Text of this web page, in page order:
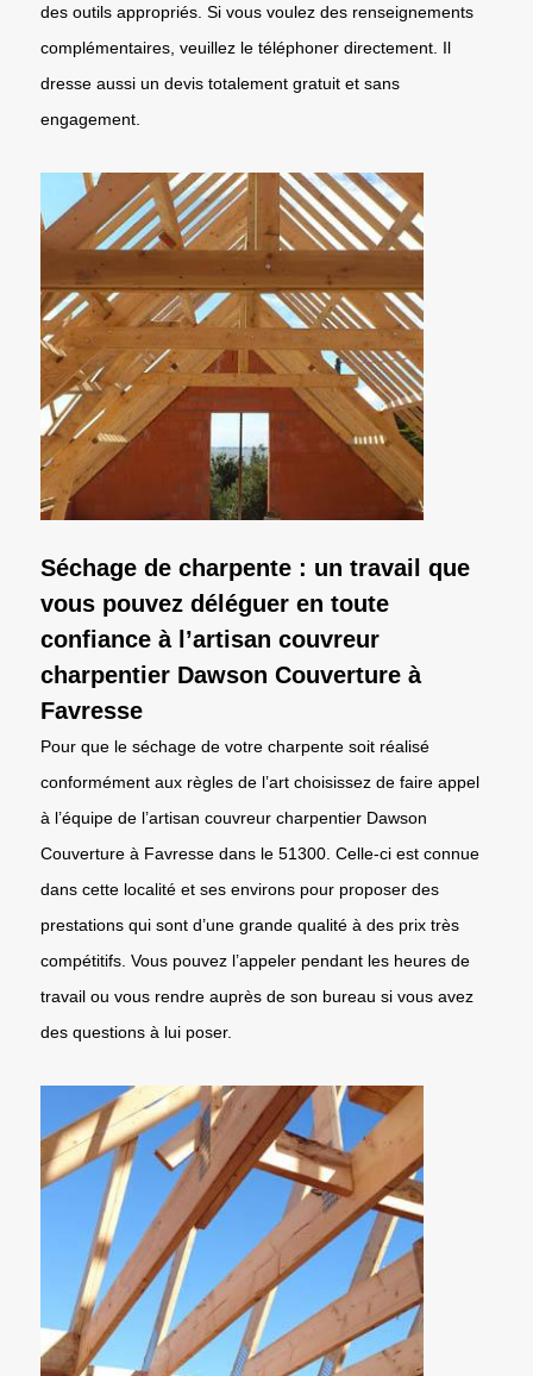
des outils appropriés. Si vous voulez des renseignements
complémentaires, veuillez le téléphoner directement. Il
dresse aussi un devis totalement gratuit et sans
engagement.
Séchage de charpente : un travail que
vous pouvez déléguer en toute
confiance à l’artisan couvreur
charpentier Dawson Couverture à
Favresse
Pour que le séchage de votre charpente soit réalisé
conformément aux règles de l’art choisissez de faire appel
à l’équipe de l’artisan couvreur charpentier Dawson
Couverture à Favresse dans le 51300. Celle-ci est connue
dans cette localité et ses environs pour proposer des
prestations qui sont d’une grande qualité à des prix très
compétitifs. Vous pouvez l’appeler pendant les heures de
travail ou vous rendre auprès de son bureau si vous avez
des questions à lui poser.